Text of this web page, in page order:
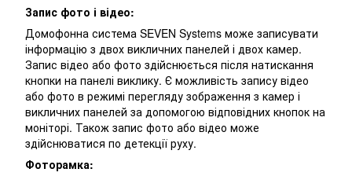
Запис фото і відео:
Домофонна система SEVEN Systems може записувати
інформацію з двох викличних панелей і двох камер.
Запис відео або фото здійснюється після натискання
кнопки на панелі виклику. Є можливість запису відео
або фото в режимі перегляду зображення з камер і
викличних панелей за допомогою відповідних кнопок на
моніторі. Також запис фото або відео може
здійснюватися по детекції руху.
Фоторамка: